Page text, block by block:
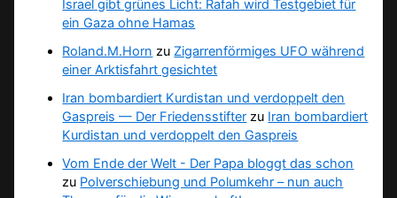
Israel gibt grünes Licht: Rafah wird Testgebiet für
ein Gaza ohne Hamas
Roland.M.Horn zu Zigarrenförmiges UFO während
einer Arktisfahrt gesichtet
Iran bombardiert Kurdistan und verdoppelt den
Gaspreis — Der Friedensstifter zu Iran bombardiert
Kurdistan und verdoppelt den Gaspreis
Vom Ende der Welt - Der Papa bloggt das schon
zu Polverschiebung und Polumkehr – nun auch